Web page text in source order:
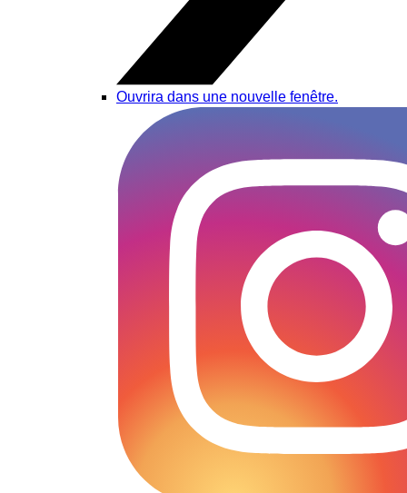
Ouvrira dans une nouvelle fenêtre.